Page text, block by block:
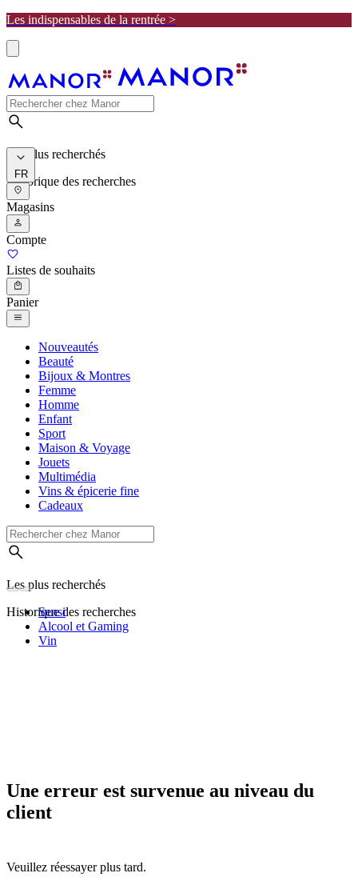
Les indispensables de la rentrée >
Les plus recherchés
Historique des recherches
FR
Magasins
Compte
Listes de souhaits
Panier
Nouveautés
Beauté
Bijoux & Montres
Femme
Homme
Enfant
Sport
Maison & Voyage
Jouets
Multimédia
Vins & épicerie fine
Cadeaux
Les plus recherchés
Historique des recherches
Sensi
Alcool et Gaming
Vin
Une erreur est survenue au niveau du
client
Veuillez réessayer plus tard.